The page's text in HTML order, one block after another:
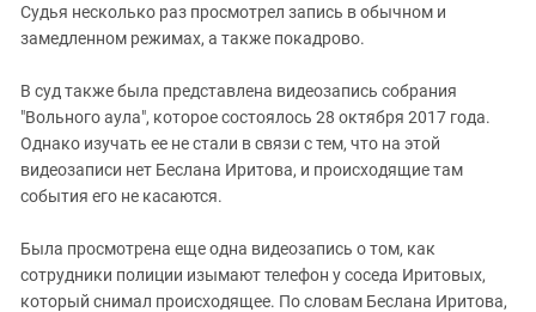
Судья несколько раз просмотрел запись в обычном и
замедленном режимах, а также покадрово.
В суд также была представлена видеозапись собрания
"Вольного аула", которое состоялось 28 октября 2017 года.
Однако изучать ее не стали в связи с тем, что на этой
видеозаписи нет Беслана Иритова, и происходящие там
события его не касаются.
Была просмотрена еще одна видеозапись о том, как
сотрудники полиции изымают телефон у соседа Иритовых,
который снимал происходящее. По словам Беслана Иритова,